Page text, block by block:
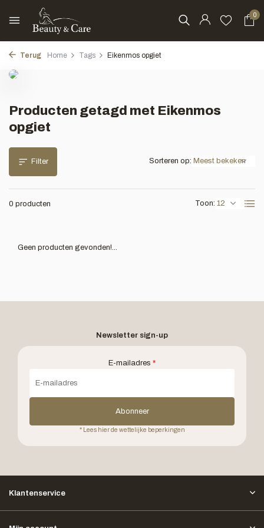
0
Terug Home Tags Eikenmos opgiet
Producten getagd met Eikenmos
opgiet
Filter
0 producten Toon:
Sorteren op:
Geen producten gevonden!...
Newsletter sign-up
E-mailadres *
Abonneer
* Lees hier de wettelijke beperkingen
Klantenservice